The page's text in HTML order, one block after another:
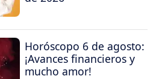
Horóscopo 6 de agosto:
¡Avances financieros y
mucho amor!